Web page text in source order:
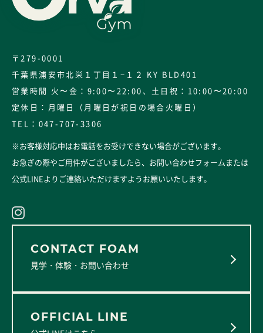
当店は、お客様よりお預かりした個人情報を適切に管理
し、お客様の同意がある場合又は法令に基づき開示する
しません。
個人情報の廃棄
当店は、個人情報の利用目的に対し必要性が失われた場
合には、個人情報を消去又は廃棄するものとし、当該消
かつ最適な方法により、業務の遂行上必要な限りにおい
て行います。
制及び取組みに関する点検を実施し、継続的に改善・見
直しを行います。
〒279-0001
千葉県浦安市北栄１丁目１−１２ KY BLD401
営業時間 火〜金：9:00〜22:00、土日祝：10:00〜20:00
定休日：月曜日（月曜日が祝日の場合火曜日）
TEL： 047-707-3306
※お客様対応中はお電話をお受けできない場合がございます。
お急ぎの際やご用件がございましたら、 お問い合わせフォームまたは
公式LINEよりご連絡いただけますようお願いいたします。
見学・体験・お問い合わせ